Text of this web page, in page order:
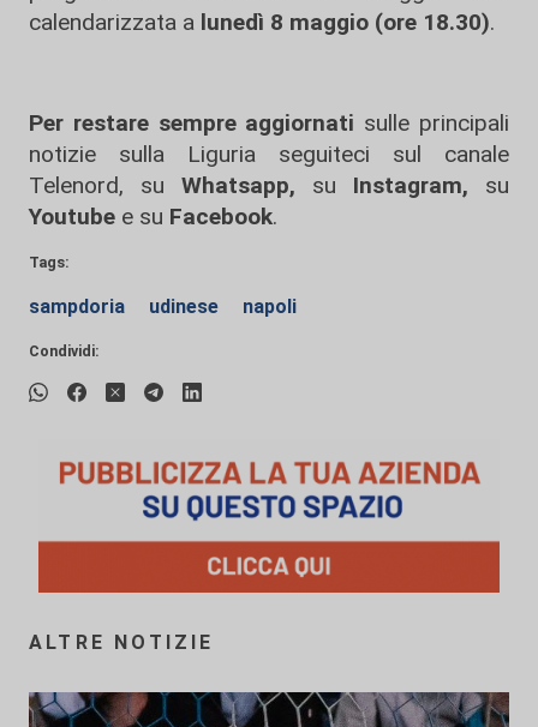
calendarizzata a lunedì 8 maggio (ore 18.30).
Per restare sempre aggiornati sulle principali
notizie sulla Liguria seguiteci sul canale
Telenord, su
Whatsapp, su Instagram, su
Youtube e su Facebook.
Tags:
sampdoria udinese napoli
Condividi:
ALTRE NOTIZIE